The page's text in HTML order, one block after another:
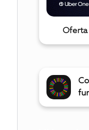
Oferta